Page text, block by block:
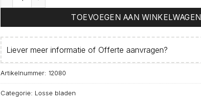
TOEVOEGEN AAN WINKELWAGEN
Liever meer informatie of Offerte aanvragen?
Artikelnummer: 12080
Categorie: Losse bladen